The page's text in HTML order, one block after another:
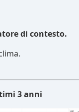
di contesto.
3 anni